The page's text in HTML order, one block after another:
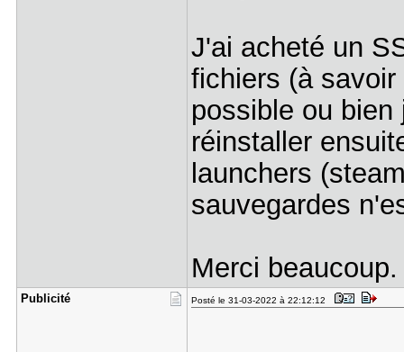
J'ai acheté un
fichiers (à
possible ou
réinstaller
launchers
sauvegardes
Merci beaucoup.
Publicité Posté le 31-03-2022 à 22:12:12